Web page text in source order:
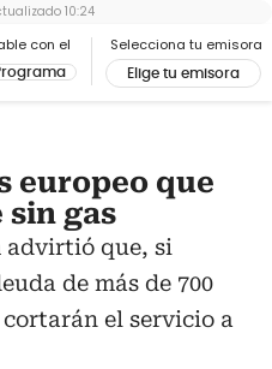
con el Selecciona tu emisora
Elige tu emisora
10:24
europeo que
sin gas
advirtió que, si
de más de 700
el servicio a